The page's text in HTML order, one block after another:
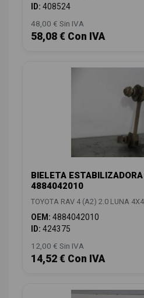
ID: 408524
48,00 € Sin IVA
58,08 € Con IVA
BIELETA
4884042010
TOYOTA RAV 4 (A2) 2.0 LUNA
OEM: 4884042010
ID: 424375
12,00 € Sin IVA
14,52 € Con IVA